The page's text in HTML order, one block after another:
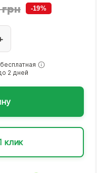
-19%
2 дней
клик